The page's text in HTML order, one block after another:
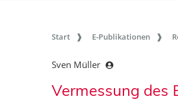
Start E-Publikationen
Sven Müller
Vermessung des